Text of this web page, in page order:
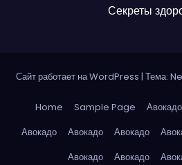
Секреты
Сайт работает на WordPress | Тема:
Home Sample Page Авокадо
Авокадо
Авокадо Авокадо
Авокадо
Авокадо